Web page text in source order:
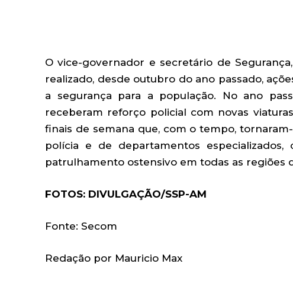
O vice-governador e secretário de
realizado, desde outubro do ano passado,
a segurança para a população. No ano
receberam reforço policial com novas
finais de semana que, com o tempo,
polícia e de departamentos
patrulhamento ostensivo em todas as regiões
FOTOS: DIVULGAÇÃO/SSP-AM
Fonte: Secom
Redação por Mauricio Max